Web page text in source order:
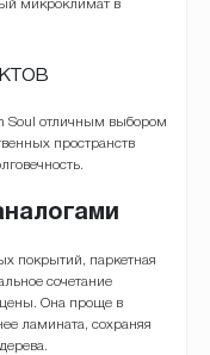
микроклимат в
Soul отличным выбором
пространств
покрытий, паркетная
сочетание
цены. Она проще в
ламината, сохраняя